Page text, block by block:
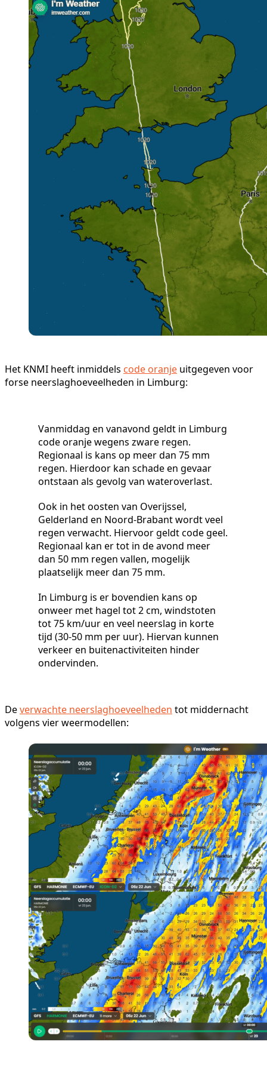
Het KNMI heeft inmiddels code oranje uitgegeven voor
forse neerslaghoeveelheden in Limburg:
Vanmiddag en vanavond geldt in Limburg
code oranje wegens zware regen.
Regionaal is kans op meer dan 75 mm
regen. Hierdoor kan schade en gevaar
ontstaan als gevolg van wateroverlast.
Ook in het oosten van Overijssel,
Gelderland en Noord-Brabant wordt veel
regen verwacht. Hiervoor geldt code geel.
Regionaal kan er tot in de avond meer
dan 50 mm regen vallen, mogelijk
plaatselijk meer dan 75 mm.
In Limburg is er bovendien kans op
onweer met hagel tot 2 cm, windstoten
tot 75 km/uur en veel neerslag in korte
tijd (30-50 mm per uur). Hiervan kunnen
verkeer en buitenactiviteiten hinder
ondervinden.
Deverwachte neerslaghoeveelheden tot middernacht
volgens vier weermodellen: